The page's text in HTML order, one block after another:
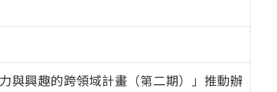
與興趣的跨領域計畫（第二期）」推動辦